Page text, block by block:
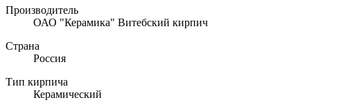
Производитель
ОАО "Керамика" Витебский кирпич
Страна
Россия
Тип кирпича
Керамический